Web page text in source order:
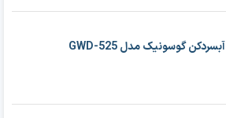
آبسردکن گوسونیک مدل GWD-525